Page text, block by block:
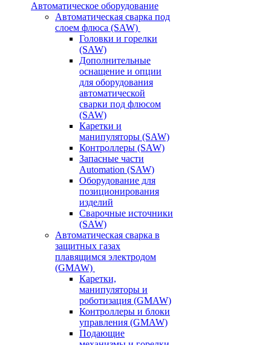
Автоматическое оборудование
Автоматическая сварка под
слоем флюса (SAW)
Головки и горелки
(SAW)
Дополнительные
оснащение и опции
для оборудования
автоматической
сварки под флюсом
(SAW)
Каретки и
манипуляторы (SAW)
Контроллеры (SAW)
Запасные части
Automation (SAW)
Оборудование для
позиционирования
изделий
Сварочные источники
(SAW)
Автоматическая сварка в
защитных газах
плавящимся электродом
(GMAW)
Каретки,
манипуляторы и
роботизация (GMAW)
Контроллеры и блоки
управления (GMAW)
Подающие